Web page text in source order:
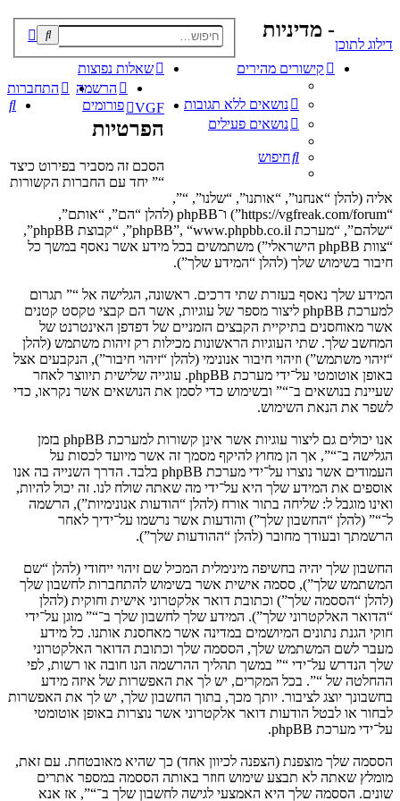
דילוג לתוכן
קישורים מהירים
נושאים ללא תגובות
נושאים פעילים
חיפוש
שאלות נפוצות
התחברות
הרשמה
VGF
פורומים
- מדיניות
הפרטיות
הסכם זה מסביר בפירוט כיצד
“” יחד עם החברות הקשורות
אליה (להלן “אנחנו”, “אותנו”, “שלנו”, “”,
“https://vgfreak.com/forum”) ו־phpBB (להלן “הם”, “אותם”,
“שלהם”, “מערכת phpBB”, “www.phpbb.co.il”, “קבוצת phpBB”,
“צוות phpBB הישראלי”) משתמשים בכל מידע אשר נאסף במשך כל
חיבור בשימוש שלך (להלן “המידע שלך”).
המידע שלך נאסף בעזרת שתי דרכים. ראשונה, הגלישה אל “” תגרום
למערכת phpBB ליצור מספר של עוגיות, אשר הם קבצי טקסט קטנים
אשר מאוחסנים בתיקיית הקבצים הזמניים של דפדפן האינטרנט של
המחשב שלך. שתי העוגיות הראשונות מכילות רק זיהות משתמש (להלן
“זיהוי משתמש”) וזיהוי חיבור אנונימי (להלן “זיהוי חיבור”), הנקבעים אצל
באופן אוטומטי על־ידי מערכת phpBB. עוגייה שלישית תיווצר לאחר
שעיינת בנושאים ב־“” ובשימוש כדי לסמן את הנושאים אשר נקראו, כדי
לשפר את הנאת השימוש.
אנו יכולים גם ליצור עוגיות אשר אינן קשורות למערכת phpBB בזמן
הגלישה ב־“”, אך הן מחוץ להיקף מסמך זה אשר מיועד לכסות על
העמודים אשר נוצרו על־ידי מערכת phpBB בלבד. הדרך השנייה בה אנו
אוספים את המידע שלך היא על־ידי מה שאתה שולח לנו. זה יכול להיות,
ואינו מוגבל ל: שליחה בתור אורח (להלן “הודעות אנונימיות”), הרשמה
ל־“” (להלן “החשבון שלך”) והודעות אשר נרשמו על־ידיך לאחר
הרשמתך ובעודך מחובר (להלן “ההודעות שלך”).
החשבון שלך יהיה בחשיפה מינימלית המכיל שם זיהוי ייחודי (להלן “שם
המשתמש שלך”), ססמה אישית אשר בשימוש להתחברות לחשבון שלך
(להלן “הססמה שלך”) וכתובת דואר אלקטרוני אישית וחוקית (להלן
“הדואר האלקטרוני שלך”). המידע שלך לחשבון שלך ב־“” מוגן על־ידי
חוקי הגנת נתונים המיושמים במדינה אשר מאחסנת אותנו. כל מידע
מעבר לשם המשתמש שלך, הססמה שלך וכתובת הדואר האלקטרוני
שלך הנדרש על־ידי “” במשך תהליך ההרשמה הנו חובה או רשות, לפי
ההחלטה של “”. בכל המקרים, יש לך את האפשרות של איזה מידע
בחשבונך יוצג לציבור. יותך מכך, בתוך החשבון שלך, יש לך את האפשרות
לבחור או לבטל הודעות דואר אלקטרוני אשר נוצרות באופן אוטומטי
על־ידי מערכת phpBB.
הססמה שלך מוצפנת (הצפנה לכיוון אחד) כך שהיא מאובטחת. עם זאת,
מומלץ שאתה לא תבצע שימוש חוזר באותה הססמה במספר אתרים
שונים. הססמה שלך היא האמצעי לגישה לחשבון שלך ב־“”, אז אנא